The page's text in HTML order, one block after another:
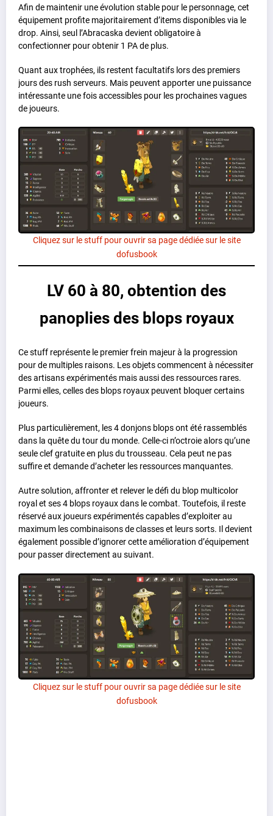
Afin de maintenir une évolution stable pour le personnage, cet
équipement profite majoritairement d’items disponibles via le
drop. Ainsi, seul l’Abracaska devient obligatoire à
confectionner pour obtenir 1 PA de plus.
Quant aux trophées, ils restent facultatifs lors des premiers
jours des rush serveurs. Mais peuvent apporter une puissance
intéressante une fois accessibles pour les prochaines vagues
de joueurs.
Cliquez sur le stuff pour ouvrir sa page dédiée sur le site
dofusbook
LV 60 à 80, obtention des
panoplies des blops royaux
Ce stuff représente le premier frein majeur à la progression
pour de multiples raisons. Les objets commencent à nécessiter
des artisans expérimentés mais aussi des ressources rares.
Parmi elles, celles des blops royaux peuvent bloquer certains
joueurs.
Plus particulièrement, les 4 donjons blops ont été rassemblés
dans la quête du tour du monde. Celle-ci n’octroie alors qu’une
seule clef gratuite en plus du trousseau. Cela peut ne pas
suffire et demande d’acheter les ressources manquantes.
Autre solution, affronter et relever le défi du blop multicolor
royal et ses 4 blops royaux dans le combat. Toutefois, il reste
réservé aux joueurs expérimentés capables d’exploiter au
maximum les combinaisons de classes et leurs sorts. Il devient
également possible d’ignorer cette amélioration d’équipement
pour passer directement au suivant.
Cliquez sur le stuff pour ouvrir sa page dédiée sur le site
dofusbook